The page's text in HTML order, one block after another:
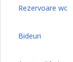
Rezervoare wc
Bideuri